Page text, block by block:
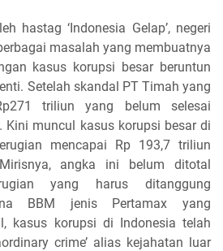
hastag ‘Indonesia Gelap’, negeri
masalah yang membuatnya
kasus korupsi besar beruntun
Setelah skandal PT Timah yang
triliun yang belum selesai
Kini muncul kasus korupsi besar di
mencapai Rp 193,7 triliun
angka ini belum ditotal
yang harus ditanggung
BBM jenis Pertamax yang
kasus korupsi di Indonesia telah
crime’ alias kejahatan luar